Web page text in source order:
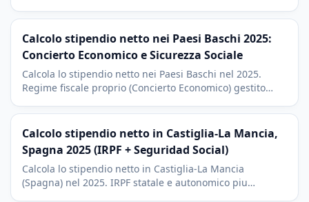
Salamanca.
Calcolo stipendio netto nei Paesi Baschi 2025:
Concierto Economico e Sicurezza Sociale
Calcola lo stipendio netto nei Paesi Baschi nel 2025.
Regime fiscale proprio (Concierto Economico) gestito
Vitoria.
Calcolo stipendio netto in Castiglia-La Mancia,
Spagna 2025 (IRPF + Seguridad Social)
Calcola lo stipendio netto in Castiglia-La Mancia
(Spagna) nel 2025. IRPF statale e autonomico piu